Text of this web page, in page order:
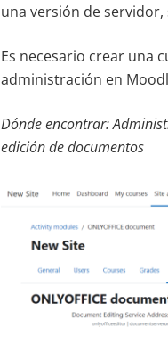
una versión de
Es necesario crear una
administración en
Dónde encontrar:
edición de documentos